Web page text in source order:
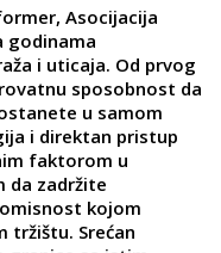
Asocijacija
godinama
i uticaja. Od prvog
sposobnost da
u samom
i direktan pristup
faktorom u
da zadržite
kojom
tržištu. Srećan